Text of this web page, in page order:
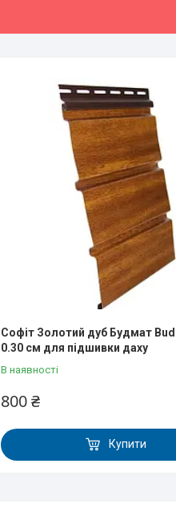
Софіт Золотий дуб Будмат
0.30 см для підшивки даху
В наявності
800 ₴
Купити